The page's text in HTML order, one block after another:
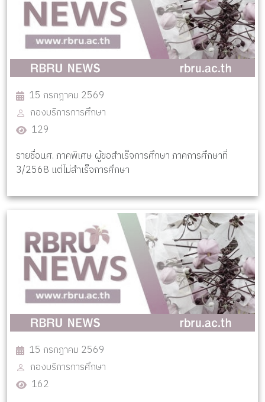
15 กรกฎาคม 2569
กองบริการการศึกษา
129
รายชื่อนศ. ภาคพิเศษ ผู้ขอสำเร็จการศึกษา ภาคการศึกษาที่
3/2568 แต่ไม่สำเร็จการศึกษา
15 กรกฎาคม 2569
กองบริการการศึกษา
162